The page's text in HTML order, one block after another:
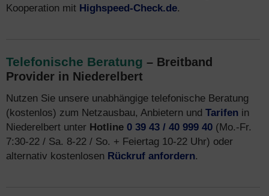
Kooperation mit Highspeed-Check.de.
Telefonische Beratung – Breitband
Provider in Niederelbert
Nutzen Sie unsere unabhängige telefonische Beratung
(kostenlos) zum Netzausbau, Anbietern und Tarifen in
Niederelbert unter Hotline 0 39 43 / 40 999 40 (Mo.-Fr.
7:30-22 / Sa. 8-22 / So. + Feiertag 10-22 Uhr) oder
alternativ kostenlosen Rückruf anfordern.